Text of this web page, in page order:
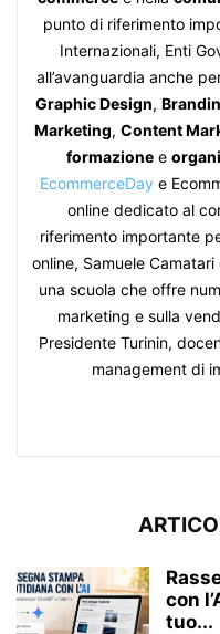
punto di riferimento
Internazionali, Enti
all’avanguardia anche
Graphic Design,
Marketing, Content
formazione e
EcommerceDay e
online dedicato al
riferimento importante
online, Samuele Camatari
una scuola che offre
marketing e sulla
Presidente Turinin,
management di
con
tuo...